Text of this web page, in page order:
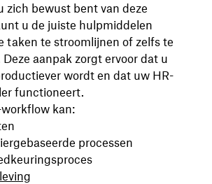
zich bewust bent van deze
u de juiste hulpmiddelen
taken te stroomlijnen of zelfs te
aanpak zorgt ervoor dat u
wordt en dat uw HR-
functioneert.
kan:
processen